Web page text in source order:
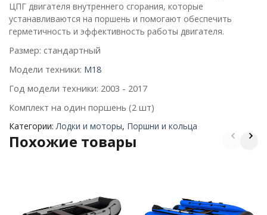
ЦПГ двигателя внутреннего сгорания, которые
устанавливаются на поршень и помогают обеспечить
герметичность и эффективность работы двигателя.
Размер: стандартный
Модели техники: M18
Год модели техники: 2003 - 2017
Комплект на один поршень (2 шт)
Категории:Лодки и моторы, Поршни и кольца
Похожие товары